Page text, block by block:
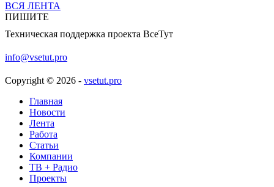
Даурский Марафон. Elden Ring #14
07.08.2026 20:47:50
Молодые кабачки с салатной заправкой
Подмания: правило вычисления UID хоста для
пользователя в контейнере
07.08.2026 20:31:37
Минцифры ужесточает правила для M2M сим-карт
07.08.2026 20:28:54
ВСЯ ЛЕНТА
ПИШИТЕ
Техническая поддержка проекта ВсеТут
info@vsetut.pro
Copyright © 2026 - vsetut.pro
Главная
Новости
Лента
Работа
Статьи
Компании
ТВ + Радио
Проекты